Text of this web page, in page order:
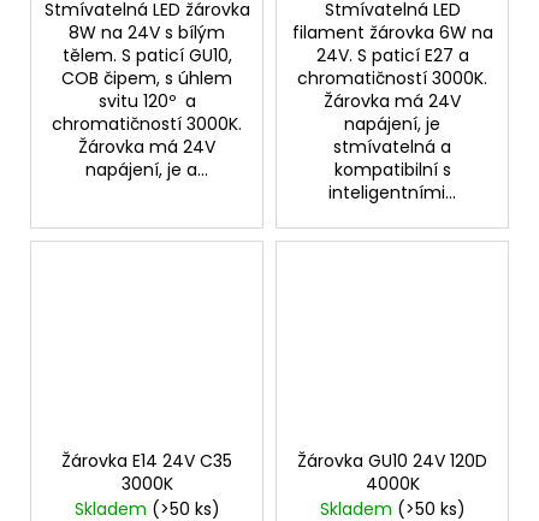
Stmívatelná LED žárovka
8W na 24V s bílým
tělem. S paticí GU10,
COB čipem, s úhlem
svitu 120º a
chromatičností 3000K.
Žárovka má 24V
napájení, je a...
Stmívatelná LED
filament žárovka 6W na
24V. S paticí E27 a
chromatičností 3000K.
Žárovka má 24V
napájení, je
stmívatelná a
kompatibilní s
inteligentními...
Žárovka E14 24V C35
3000K
Skladem (>50 ks)
Žárovka GU10 24V 120D
4000K
Skladem (>50 ks)